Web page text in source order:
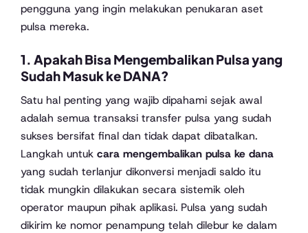
pengguna yang ingin melakukan penukaran aset
pulsa mereka.
1. Apakah Bisa Mengembalikan Pulsa yang
Sudah Masuk ke DANA?
Satu hal penting yang wajib dipahami sejak awal
adalah semua transaksi transfer pulsa yang sudah
sukses bersifat final dan tidak dapat dibatalkan.
Langkah untuk cara mengembalikan pulsa ke dana
yang sudah terlanjur dikonversi menjadi saldo itu
tidak mungkin dilakukan secara sistemik oleh
operator maupun pihak aplikasi. Pulsa yang sudah
dikirim ke nomor penampung telah dilebur ke dalam